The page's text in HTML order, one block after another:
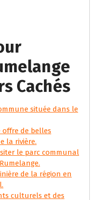
Cachés
située dans le
offre de belles
la rivière.
le parc communal
de la région en
culturels et des